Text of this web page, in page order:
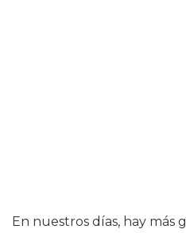
En nuestros días, hay más